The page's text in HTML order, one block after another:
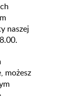
naszej
możesz